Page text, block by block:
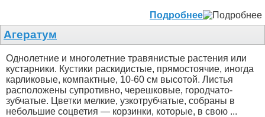
Подробнее
Агератум
Однолетние и многолетние травянистые растения или
кустарники. Кустики раскидистые, прямостоячие, иногда
карликовые, компактные, 10-60 см высотой. Листья
расположены супротивно, черешковые, городчато-
зубчатые. Цветки мелкие, узкотрубчатые, собраны в
небольшие соцветия — корзинки, которые, в свою ...